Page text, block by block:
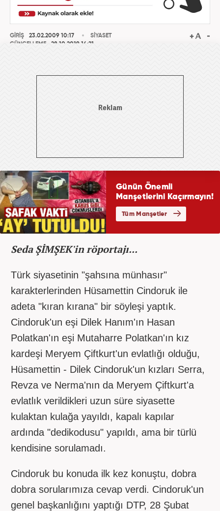
GİRİŞ
23.02.2009 10:17
GÜNCELLEME
28.10.2019 14:21
SİYASET
Seda ŞİMŞEK'in röportajı...
Türk siyasetinin "şahsına münhasır"
karakterlerinden Hüsamettin Cindoruk ile
adeta "kıran kırana" bir söyleşi yaptık.
Cindoruk'un eşi Dilek Hanım'ın Hasan
Polatkan'ın eşi Mutaharre Polatkan'ın kız
kardeşi Meryem Çiftkurt'un evlatlığı olduğu,
Hüsamettin - Dilek Cindoruk'un kızları Serra,
Revza ve Nerma'nın da Meryem Çiftkurt'a
evlatlık verildikleri uzun süre siyasette
kulaktan kulağa yayıldı, kapalı kapılar
ardında "dedikodusu" yapıldı, ama bir türlü
kendisine sorulamadı.
Cindoruk bu konuda ilk kez konuştu, dobra
dobra sorularımıza cevap verdi. Cindoruk'un
genel başkanlığını yaptığı DTP, 28 Şubat